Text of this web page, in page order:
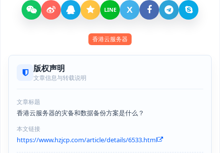
LINE X
香港云服务器
版权声明
文章信息与转载说明
文章标题
香港云服务器的灾备和数据备份方案是什么？
本文链接
https://www.hzjcp.com/article/details/6533.html